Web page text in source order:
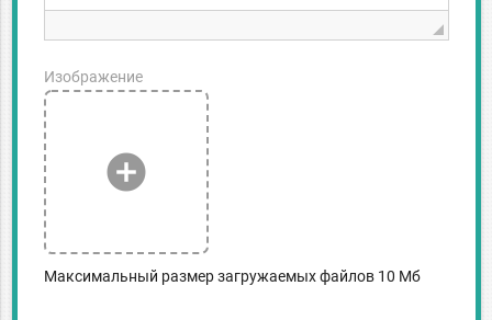
add_circle
Изображение
Максимальный размер загружаемых файлов 10 Мб